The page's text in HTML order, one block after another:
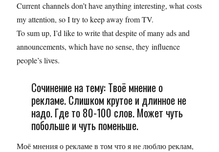
Current channels don’t have anything interesting, what costs
my attention, so I try to keep away from TV.
To sum up, I’d like to write that despite of many ads and
announcements, which have no sense, they influence
people’s lives.
Сочинение на тему: Твоё мнение о
рекламе. Слишком крутое и длинное не
надо. Где то 80-100 слов. Может чуть
побольше и чуть поменьше.
Моё мнения о рекламе в том что я не люблю реклам,